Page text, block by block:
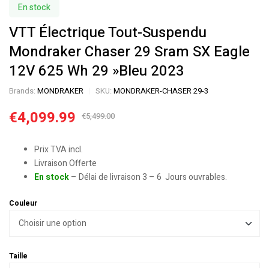
En stock
VTT Électrique Tout-Suspendu
Mondraker Chaser 29 Sram SX Eagle
12V 625 Wh 29 »Bleu 2023
Brands: MONDRAKER SKU: MONDRAKER-CHASER 29-3
€5,499.00
€4,099.99
Prix TVA incl.
Livraison Offerte
En stock– Délai de livraison 3 – 6 Jours ouvrables.
Couleur
Taille